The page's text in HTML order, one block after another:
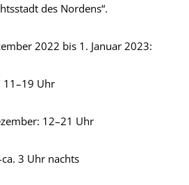
des Nordens“.
2022 bis 1. Januar 2023:
Uhr
12–21 Uhr
3 Uhr nachts